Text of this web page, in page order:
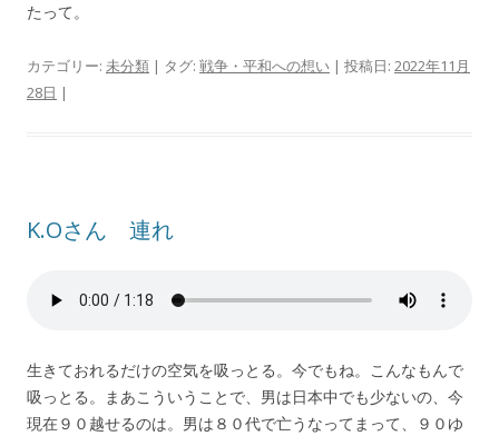
たって。
カテゴリー: 未分類 | タグ: 戦争・平和への想い | 投稿日: 2022年11月
28日 |
K.Oさん 連れ
生きておれるだけの空気を吸っとる。今でもね。こんなもんで
吸っとる。まあこういうことで、男は日本中でも少ないの、今
現在９０越せるのは。男は８０代で亡うなってまって、９０ゆ